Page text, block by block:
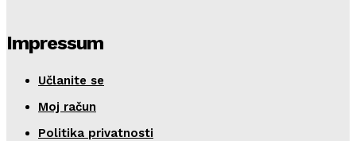
Impressum
Učlanite se
Moj račun
Politika privatnosti